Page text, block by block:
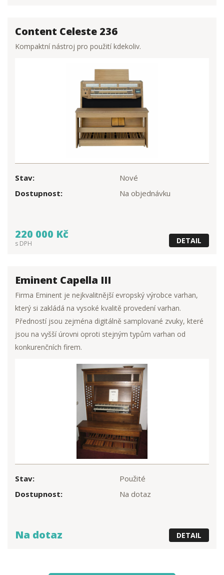
Content Celeste 236
Kompaktní nástroj pro použití kdekoliv.
Stav:
Nové
Dostupnost:
Na objednávku
220 000 Kč
s DPH DETAIL
Eminent Capella III
Firma Eminent je nejkvalitnější evropský výrobce varhan,
který si zakládá na vysoké kvalitě provedení varhan.
Předností jsou zejména digitálně samplované zvuky, které
jsou na vyšší úrovni oproti stejným typům varhan od
konkurenčních fi­rem.
Stav:
Použité
Dostupnost:
Na dotaz
Na dotaz DETAIL